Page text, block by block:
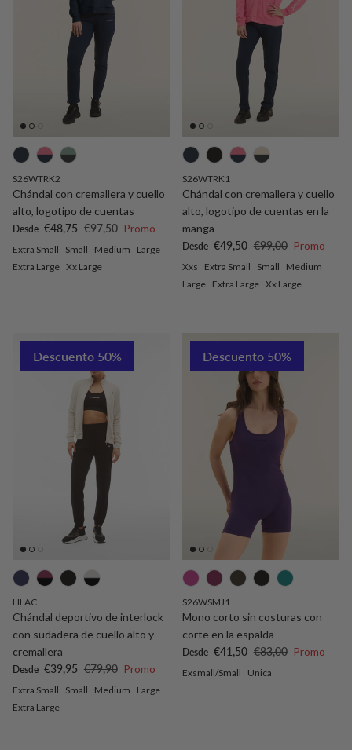
S26WTRK2
Chándal con cremallera y cuello
alto, logotipo de cuentas
Precio de venta
Desde €48,75 Precio normal
€97,50 Promo
Extra Small Small Medium
Large
Extra Large Xx Large
S26WTRK1
Chándal con cremallera y cuello
alto, logotipo de cuentas en la
manga
Precio de venta
Desde €49,50 Precio normal
€99,00 Promo
Xxs Extra Small Small
Medium
Large Extra Large Xx Large
Descuento 50%
LILAC
Chándal deportivo de interlock
con sudadera de cuello alto y
cremallera
Precio de venta
Desde €39,95 Precio normal
€79,90 Promo
Extra Small Small Medium
Large
Extra Large
Descuento 50%
S26WSMJ1
Mono corto sin costuras con
corte en la espalda
Precio de venta
Desde €41,50 Precio normal
€83,00 Promo
Exsmall/Small Unica